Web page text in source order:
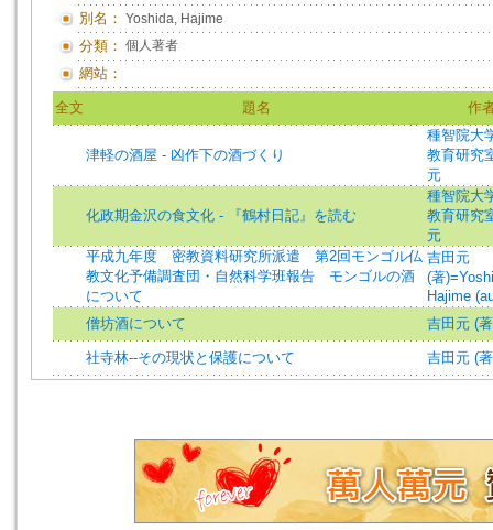
別名： Yoshida, Hajime
分類： 個人著者
網站：
全文 題名 作
津軽の酒屋 - 凶作下の酒づくり
種智院大
教育研究
元
化政期金沢の食文化 - 『鶴村日記』を読む
種智院大
教育研究
元
平成九年度 密教資料研究所派遣 第2回モンゴル仏
教文化予備調査団・自然科学班報告 モンゴルの酒
について
吉田元
(著
Hajime
僧坊酒について
吉田元 (
社寺林--その現状と保護について 吉田元 (